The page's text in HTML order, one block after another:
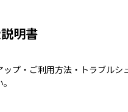
明書
ップ・ご利用方法・トラブルシ